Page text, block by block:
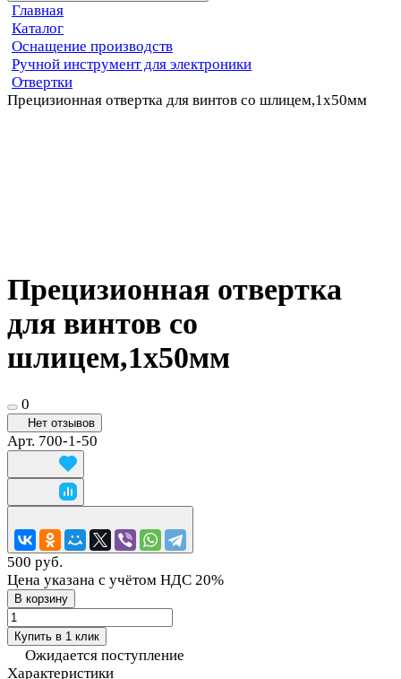
Главная
Каталог
Оснащение производств
Ручной инструмент для электроники
Отвертки
Прецизионная отвертка для винтов со шлицем,1х50мм
Прецизионная отвертка
для винтов со
шлицем,1х50мм
0
Нет отзывов
Арт. 700-1-50
500 руб.
Цена указана с учётом НДС 20%
В корзину
Купить в 1 клик
Ожидается поступление
Характеристики